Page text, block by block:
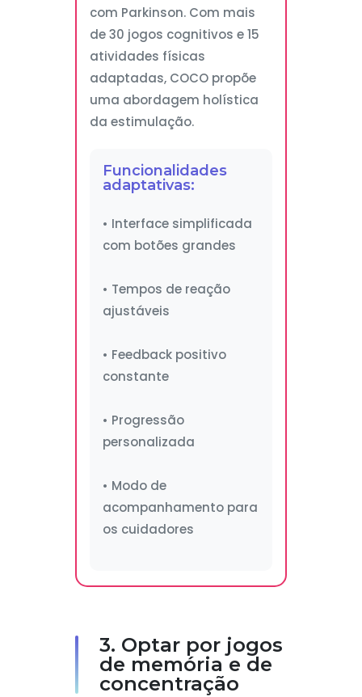
com Parkinson. Com mais
de 30 jogos cognitivos e 15
atividades físicas
adaptadas, COCO propõe
uma abordagem holística
da estimulação.
Funcionalidades
adaptativas:
• Interface simplificada
com botões grandes
• Tempos de reação
ajustáveis
• Feedback positivo
constante
• Progressão
personalizada
• Modo de
acompanhamento para
os cuidadores
3. Optar por jogos
de memória e de
concentração